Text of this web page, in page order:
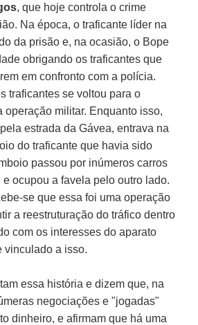
, que hoje controla o crime
Na época, o traficante líder na
da prisão e, na ocasião, o Bope
obrigando os traficantes que
em confronto com a polícia.
traficantes se voltou para o
operação militar. Enquanto isso,
estrada da Gávea, entrava na
do traficante que havia sido
passou por inúmeros carros
ocupou a favela pelo outro lado.
se que essa foi uma operação
a reestruturação do tráfico dentro
com os interesses do aparato
vinculado a isso.
essa história e dizem que, na
negociações e "jogadas"
dinheiro, e afirmam que há uma